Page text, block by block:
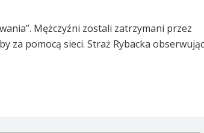
Mężczyźni zostali zatrzymani przez
za pomocą sieci. Straż Rybacka